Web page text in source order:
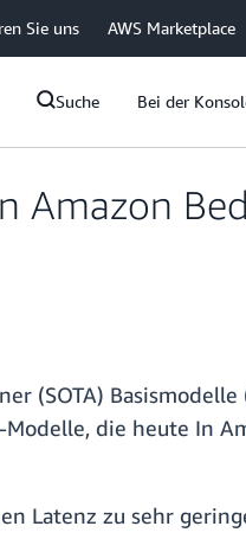
Sie uns AWS Marketplace
Suche Bei der
Amazon
(SOTA) Basismodelle
die heute In
Latenz zu sehr